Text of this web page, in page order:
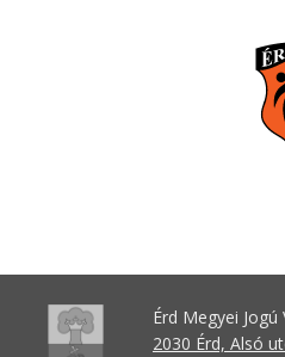
Érd Megyei
2030 Érd, Alsó